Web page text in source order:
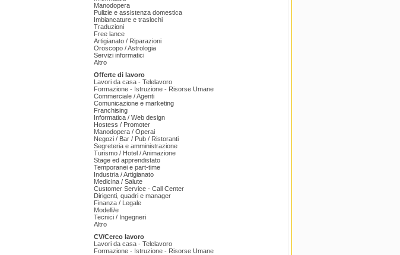
Manodopera
Pulizie e assistenza domestica
Imbiancature e traslochi
Traduzioni
Free lance
Artigianato / Riparazioni
Oroscopo / Astrologia
Servizi informatici
Altro
Offerte di lavoro
Lavori da casa - Telelavoro
Formazione - Istruzione - Risorse Umane
Commerciale / Agenti
Comunicazione e marketing
Franchising
Informatica / Web design
Hostess / Promoter
Manodopera / Operai
Negozi / Bar / Pub / Ristoranti
Segreteria e amministrazione
Turismo / Hotel / Animazione
Stage ed apprendistato
Temporanei e part-time
Industria / Artigianato
Medicina / Salute
Customer Service - Call Center
Dirigenti, quadri e manager
Finanza / Legale
Modelli/e
Tecnici / Ingegneri
Altro
CV/Cerco lavoro
Lavori da casa - Telelavoro
Formazione - Istruzione - Risorse Umane